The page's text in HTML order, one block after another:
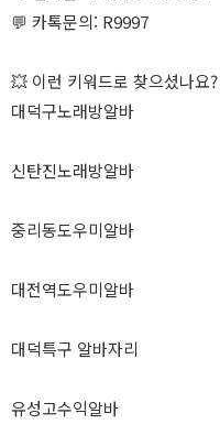
💬 카톡문의: R9997
💥 이런 키워드로 찾으셨나요?
대덕구노래방알바
신탄진노래방알바
중리동도우미알바
대전역도우미알바
대덕특구 알바자리
유성고수익알바